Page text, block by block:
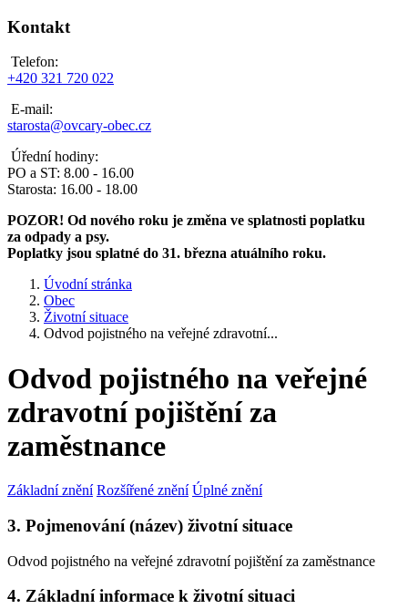
Kontakt
Telefon:
+420 321 720 022
E-mail:
starosta@ovcary-obec.cz
Úřední hodiny:
PO a ST: 8.00 - 16.00
Starosta: 16.00 - 18.00
POZOR! Od nového roku je změna ve splatnosti poplatku
za odpady a psy.
Poplatky jsou splatné do 31. března atuálního roku.
Úvodní stránka
Obec
Životní situace
Odvod pojistného na veřejné zdravotní...
Odvod pojistného na veřejné
zdravotní pojištění za
zaměstnance
Základní znění Rozšířené znění Úplné znění
3. Pojmenování (název) životní situace
Odvod pojistného na veřejné zdravotní pojištění za zaměstnance
4. Základní informace k životní situaci